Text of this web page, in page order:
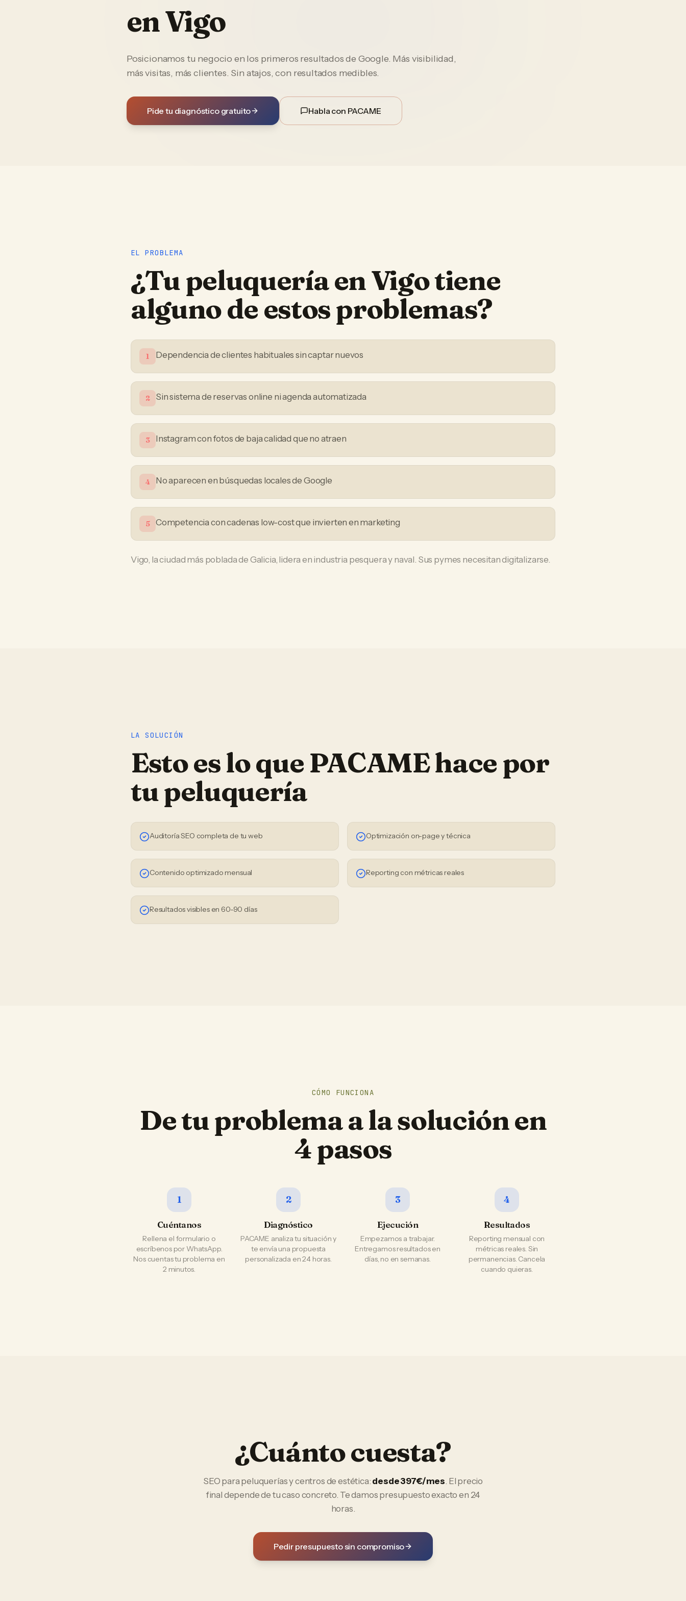
enVigo
Posicionamos tu negocio en los primeros resultados de Google. Más visibilidad,
más visitas, más clientes. Sin atajos, con resultados medibles.
Pide tu diagnóstico gratuito Habla con PACAME
EL PROBLEMA
¿TupeluqueríaenVigotiene
alguno de estos problemas?
1 Dependencia de clientes habituales sin captar nuevos
2 Sin sistema de reservas online ni agenda automatizada
3 Instagram con fotos de baja calidad que no atraen
4 No aparecen en búsquedas locales de Google
5 Competencia con cadenas low-cost que invierten en marketing
Vigo, la ciudad más poblada de Galicia, lidera en industria pesquera y naval. Sus pymes necesitan digitalizarse.
LA SOLUCIÓN
Esto es lo que PACAME hace por
tupeluquería
Auditoría SEO completa de tu web Optimización on-page y técnica
Contenido optimizado mensual Reporting con métricas reales
Resultados visibles en 60-90 días
CÓMO FUNCIONA
De tu problema a la solución en
4 pasos
1
Cuéntanos
Rellena el formulario o
escríbenos por WhatsApp.
Nos cuentas tu problema en
2 minutos.
2
Diagnóstico
PACAME analiza tu situación y
te envía una propuesta
personalizada en 24 horas.
3
Ejecución
Empezamos a trabajar.
Entregamos resultados en
días, no en semanas.
4
Resultados
Reporting mensual con
métricas reales. Sin
permanencias. Cancela
cuando quieras.
¿Cuánto cuesta?
SEO parapeluquerías y centros de estética: desde 397€/mes. El precio
final depende de tu caso concreto. Te damos presupuesto exacto en 24
horas.
Pedir presupuesto sin compromiso